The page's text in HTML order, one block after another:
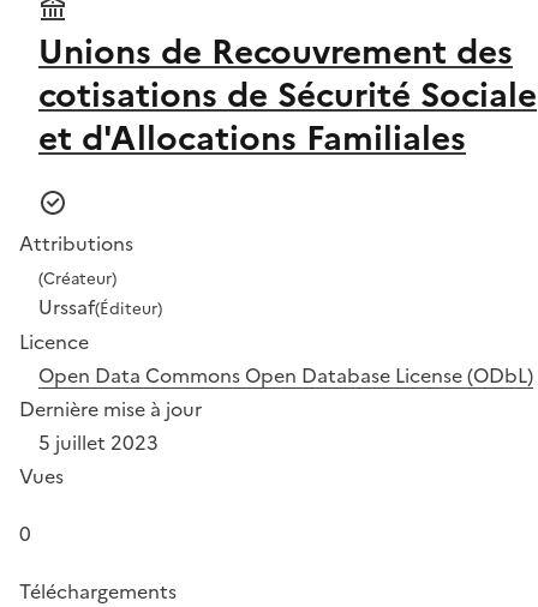
Unions de Recouvrement des
cotisations de Sécurité Sociale
et d'Allocations Familiales
Attributions
(Créateur)
Urssaf(Éditeur)
Licence
Open Data Commons Open Database License (ODbL)
Dernière mise à jour
5 juillet 2023
Vues
0
Téléchargements